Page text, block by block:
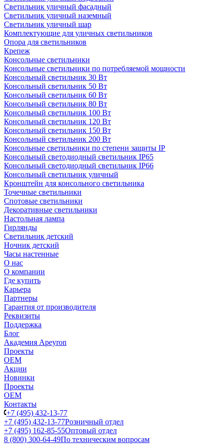
Светильник уличный фасадный
Светильник уличный наземный
Cветильник уличный шар
Комплектующие для уличных светильников
Опора для светильников
Крепеж
Консольные светильники
Консольные светильники по потребляемой мощности
Консольный светильник 30 Вт
Консольный светильник 50 Вт
Консольный светильник 60 Вт
Консольный светильник 80 Вт
Консольный светильник 100 Вт
Консольный светильник 120 Вт
Консольный светильник 150 Вт
Консольный светильник 200 Вт
Консольные светильники по степени защиты IP
Консольный светодиодный светильник IP65
Консольный светодиодный светильник IP66
Консольный светильник уличный
Кронштейн для консольного светильника
Точечные светильники
Спотовые светильники
Декоративные светильники
Настольная лампа
Гирлянды
Светильник детский
Ночник детский
Часы настенные
О нас
О компании
Где купить
Карьера
Партнеры
Гарантия от производителя
Реквизиты
Поддержка
Блог
Академия Apeyron
Проекты
ОЕМ
Акции
Новинки
Проекты
ОЕМ
Контакты
+7 (495) 432-13-77
+7 (495) 432-13-77Розничный отдел
+7 (495) 162-85-55Оптовый отдел
8 (800) 300-64-49По техническим вопросам